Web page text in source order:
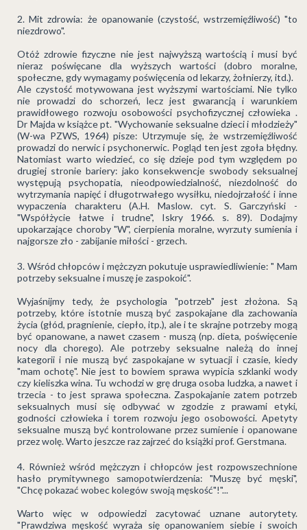
Mit zdrowia: że opanowanie (czystość, wstrzemięźliwość) "to
niezdrowo".
Otóż zdrowie fizyczne nie jest najwyższą wartością i musi być
nieraz poświęcane dla wyższych wartości (dobro moralne,
społeczne, gdy wymagamy poświęcenia od lekarzy, żołnierzy, itd.).
Ale czystość motywowana jest wyższymi wartościami. Nie tylko
nie prowadzi do schorzeń, lecz jest gwarancją i warunkiem
prawidłowego rozwoju osobowości psychofizycznej człowieka .
Dr Majda w książce pt. "Wychowanie seksualne dzieci i młodzieży"
(W-wa PZWS, 1964) pisze: Utrzymuje się, że wstrzemięźliwość
prowadzi do nerwic i psychonerwic. Pogląd ten jest zgoła błędny.
Natomiast warto wiedzieć, co się dzieje pod tym względem po
drugiej stronie bariery: jako konsekwencje swobody seksualnej
występują psychopatia, nieodpowiedzialność, niezdolność do
wytrzymania napięć i długotrwałego wysiłku, niedojrzałość i inne
wypaczenia charakteru (A.H. Maslow. cyt. S. Garczyński -
"Współżycie łatwe i trudne", Iskry 1966. s. 89). Dodajmy
upokarzające choroby "W", cierpienia moralne, wyrzuty sumienia i
najgorsze zło - zabijanie miłości - grzech.
Wśród chłopców i mężczyzn pokutuje usprawiedliwienie: " Mam
potrzeby seksualne i muszę je zaspokoić".
Wyjaśnijmy tedy, że psychologia "potrzeb" jest złożona. Są
potrzeby, które istotnie muszą być zaspokajane dla zachowania
życia (głód, pragnienie, ciepło, itp.), ale i te skrajne potrzeby mogą
być opanowane, a nawet czasem - muszą (np. dieta, poświęcenie
nocy dla chorego). Ale potrzeby seksualne należą do innej
kategorii i nie muszą być zaspokajane w sytuacji i czasie, kiedy
"mam ochotę". Nie jest to bowiem sprawa wypicia szklanki wody
czy kieliszka wina. Tu wchodzi w grę druga osoba ludzka, a nawet i
trzecia - to jest sprawa społeczna. Zaspokajanie zatem potrzeb
seksualnych musi się odbywać w zgodzie z prawami etyki,
godności człowieka i torem rozwoju jego osobowości. Apetyty
seksualne muszą być kontrolowane przez sumienie i opanowane
przez wolę. Warto jeszcze raz zajrzeć do książki prof. Gerstmana.
Również wśród mężczyzn i chłopców jest rozpowszechnione
hasło prymitywnego samopotwierdzenia: "Muszę być męski",
"Chcę pokazać wobec kolegów swoją męskość"!"...
Warto więc w odpowiedzi zacytować uznane autorytety.
"Prawdziwa męskość wyraża się opanowaniem siebie i swoich